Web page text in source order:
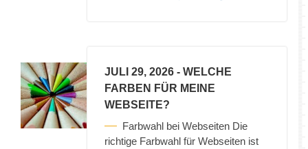
JULI 29, 2026 - WELCHE
FARBEN FÜR MEINE
WEBSEITE?
Farbwahl bei Webseiten Die
richtige Farbwahl für Webseiten ist